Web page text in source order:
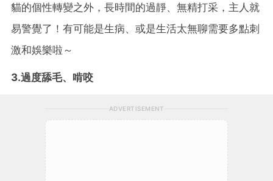
貓的個性轉變之外，長時間的過靜、無精打采，主人就
易警覺了！有可能是生病、或是生活太無聊需要多點刺
激和娛樂啦～
3.過度舔毛、啃咬
ADVERTISEMENT